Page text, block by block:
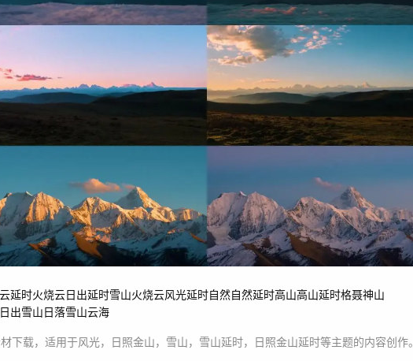
延时火烧云日出延时雪山火烧云风光延时自然自然延时高山高山延时格聂神山
出雪山日落雪山云海
下载，适用于风光，日照金山，雪山，雪山延时，日照金山延时等主题的内容创作。